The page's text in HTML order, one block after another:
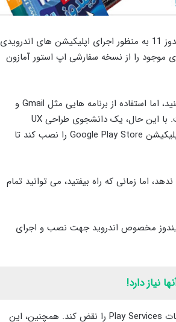
در حال حاضر امکان نصب زیر سیستم مخصوص اندروید (WSA) در ویندوز 11 به منظور اجرای اپلیکیشن های اندرویدی
موجود را از نسخه سفارشی اپ استور آمازون
شما می ‌توانید برنامه‌ های اندروید را در ویندوز 11 نصب یا Sideload کنید، اما استفاده از برنامه ‌هایی مثل Gmail و
Google Maps که به خدمات Google Play نیاز دارند، امکان ‌پذیر نیست. با این حال، یک دانشجوی طراحی UX
ایتالیایی (با نام ADeltaXدر توییتر) راهی پیدا کرده است که می‌تواند اپلیکیشن Google Play Store را نصب کند تا
اما زمانی که راه بیفتید، می توانید تمام
مخصوص اندروید جهت نصب و اجرای
تلاش برای نصب خدمات Google Play ممکن است قرارداد خدمات Play Services را نقض کند. همچنین، این